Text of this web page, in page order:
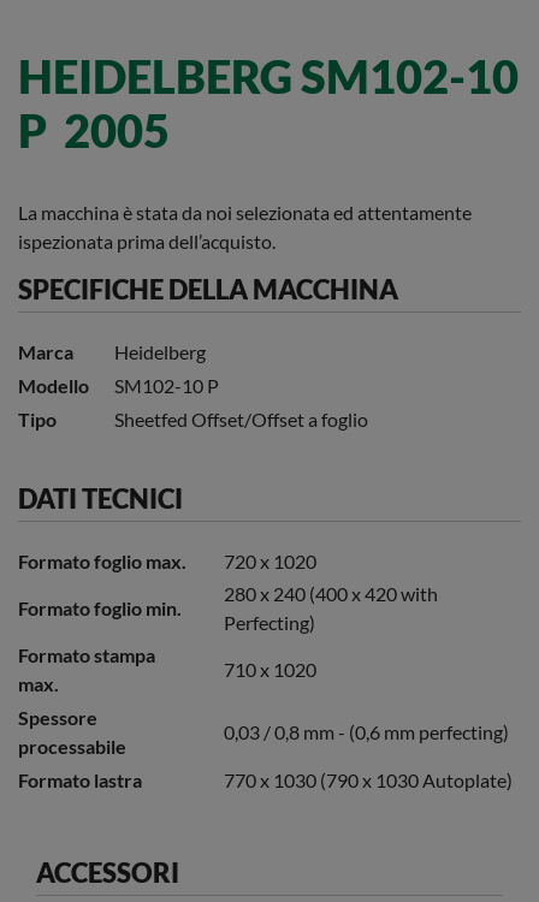
HEIDELBERG SM102-10
P 2005
La macchina è stata da noi selezionata ed attentamente
ispezionata prima dell’acquisto.
SPECIFICHE DELLA MACCHINA
Marca
Heidelberg
Modello
SM102-10 P
Tipo
Sheetfed Offset/Offset a foglio
DATI TECNICI
Formato foglio max. 720 x 1020
Formato foglio min.
280 x 240 (400 x 420 with
Perfecting)
Formato stampa
max.
710 x 1020
Spessore
processabile
0,03 / 0,8 mm - (0,6 mm perfecting)
Formato lastra 770 x 1030 (790 x 1030 Autoplate)
ACCESSORI